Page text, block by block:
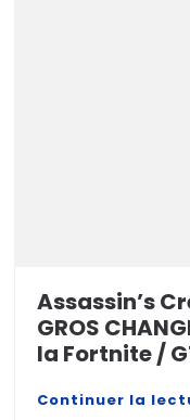
Assassin’s
GROS
la Fortnite /
Continuer la